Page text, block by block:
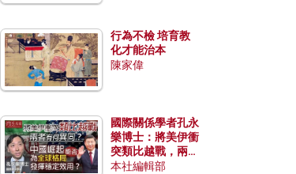
行為不檢 培育教
化才能治本
陳家偉
國際關係學者孔永
樂博士：將美伊衝
突類比越戰，兩者
有何異同？中國崛
本社編輯部